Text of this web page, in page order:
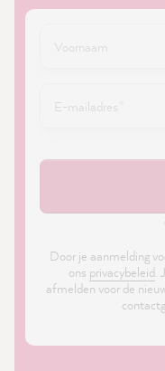
Door je aanmelding
ons privacybeleid.
afmelden voor de